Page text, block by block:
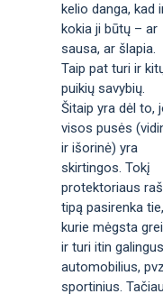
kelio danga, kad
kokia ji būtų – ar
sausa, ar šlapia.
Taip pat turi ir
puikių savybių.
Šitaip yra dėl to,
visos pusės
ir išorinė) yra
skirtingos. Tokį
protektoriaus
tipą pasirenka tie,
kurie mėgsta
ir turi itin galingus
automobilius,
sportinius. Tačiau